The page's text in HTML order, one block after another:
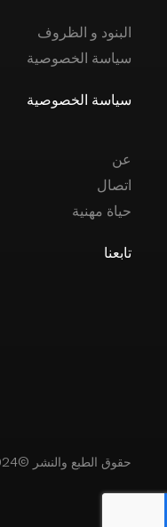
البنود و الظروف
سياسة الخصوصية
سياسة الخصوصية
عن
اتصال
حياة مهنية
تابعنا